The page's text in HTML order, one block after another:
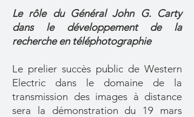
Le rôle du Général John G. Carty
dans le développement de la
recherche en téléphotographie
Le prelier succès public de Western
Electric dans le domaine de la
transmission des images à distance
sera la démonstration du 19 mars